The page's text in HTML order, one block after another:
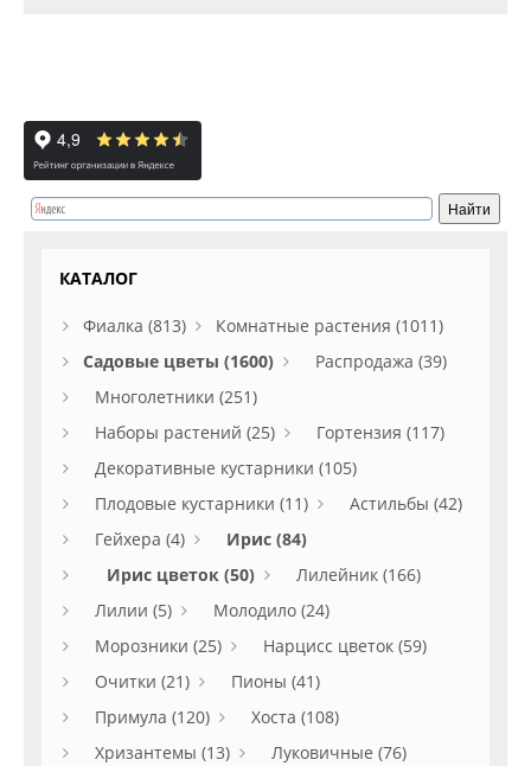
КАТАЛОГ
Фиалка (813)
Комнатные растения (1011)
Садовые цветы (1600)
Распродажа (39)
Многолетники (251)
Наборы растений (25)
Гортензия (117)
Декоративные кустарники (105)
Плодовые кустарники (11)
Астильбы (42)
Гейхера (4)
Ирис (84)
Ирис цветок (50)
Лилейник (166)
Лилии (5)
Молодило (24)
Морозники (25)
Нарцисс цветок (59)
Очитки (21)
Пионы (41)
Примула (120)
Хоста (108)
Хризантемы (13)
Луковичные (76)